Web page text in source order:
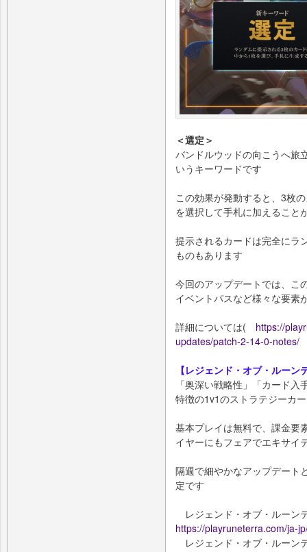
＜選定＞
バンドルウッドの向こうへ旅
いうキーワードです
この効果が発動すると、3枚
を選択して手札に加えること
提示されるカードは完全にラ
ものもあります
今回のアップデートでは、こ
イベントパスなど様々な要素
詳細については( https://
updates/patch-2-14-0-
【レジェンド・オブ・ルーン
「奥深い戦略性」「カード
特徴の1v1のストラテジーカ
基本プレイは無料で、課金要
イヤーにもフェアでエキサイ
隔週で細やかなアップデート
定です
レジェンド・オブ・ルー
https://playruneterra.com/ja-
レジェンド・オブ・ルー